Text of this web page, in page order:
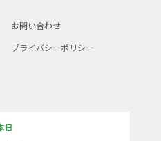
お問い合わせ
プライバシーポリシー
日